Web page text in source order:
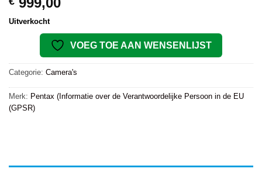
Uitverkocht
VOEG TOE AAN WENSENLIJST
Categorie: Camera's
Merk: Pentax (Informatie over de Verantwoordelijke Persoon in de EU
(GPSR)